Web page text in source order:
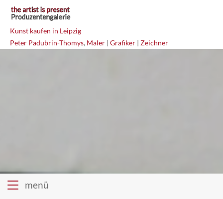
Kunst kaufen in Leipzig
Peter Padubrin-Thomys, Maler | Grafiker | Zeichner
menü